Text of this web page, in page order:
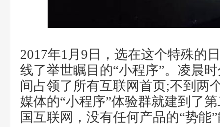
2017年1月9日，选在这个特殊的
线了举世瞩目的“小程序”。凌晨
间占领了所有互联网首页;不到两
媒体的“小程序”体验群就建到了
国互联网，没有任何产品的“势能